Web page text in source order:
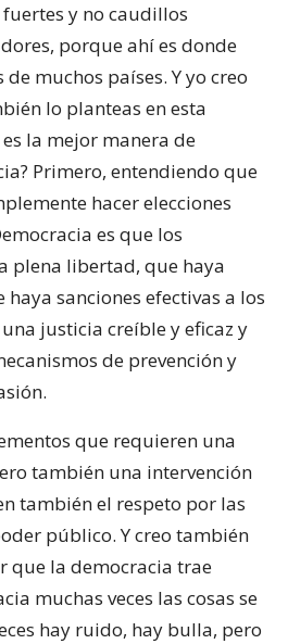
y no caudillos
porque ahí es donde
muchos países. Y yo creo
lo planteas en esta
la mejor manera de
Primero, entendiendo que
hacer elecciones
es que los
plena libertad, que haya
sanciones efectivas a los
justicia creíble y eficaz y
de prevención y
que requieren una
también una intervención
también el respeto por las
público. Y creo también
que la democracia trae
muchas veces las cosas se
hay ruido, hay bulla, pero